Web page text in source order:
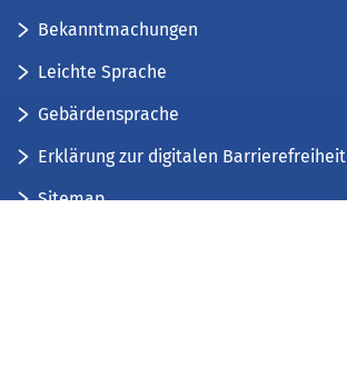
Bekanntmachungen
Leichte Sprache
Gebärdensprache
Erklärung zur digitalen Barrierefreiheit
Sitemap